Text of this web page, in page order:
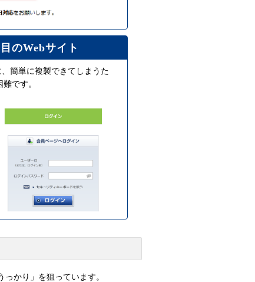
のWebサイト
簡単に複製できてしまうた
です。
かり」を狙っています。